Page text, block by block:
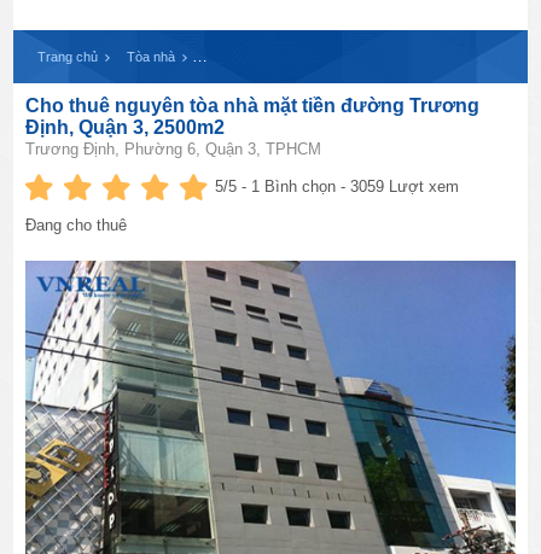
Trang chủ Tòa nhà
Cho thuê nguyên tòa nhà mặt tiền đường Trương
Định, Quận 3, 2500m2
Trương Định, Phường 6, Quận 3, TPHCM
5/5 - 1 Bình chọn - 3059 Lượt xem
Đang cho thuê